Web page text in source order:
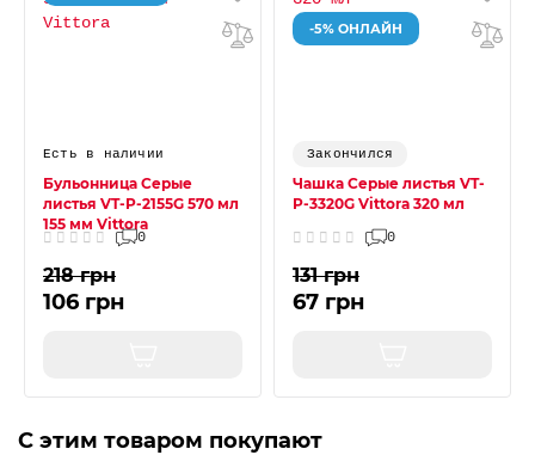
Есть в наличии
Бульонница Серые
листья VT-P-2155G 570 мл
155 мм Vittora
0
218 грн
106 грн
-5% ОНЛАЙН
Закончился
Чашка Серые листья VT-
P-3320G Vittora 320 мл
0
131 грн
67 грн
С этим товаром покупают